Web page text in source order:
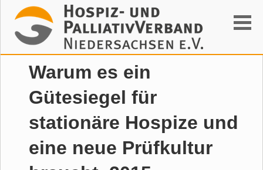
Suchen
Warum es ein
Gütesiegel für
stationäre Hospize und
eine neue Prüfkultur